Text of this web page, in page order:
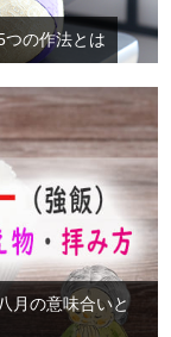
つの作法とは
月の意味合いと